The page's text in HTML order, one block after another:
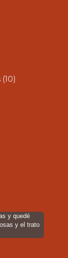
(10)
y quedé
y el trato